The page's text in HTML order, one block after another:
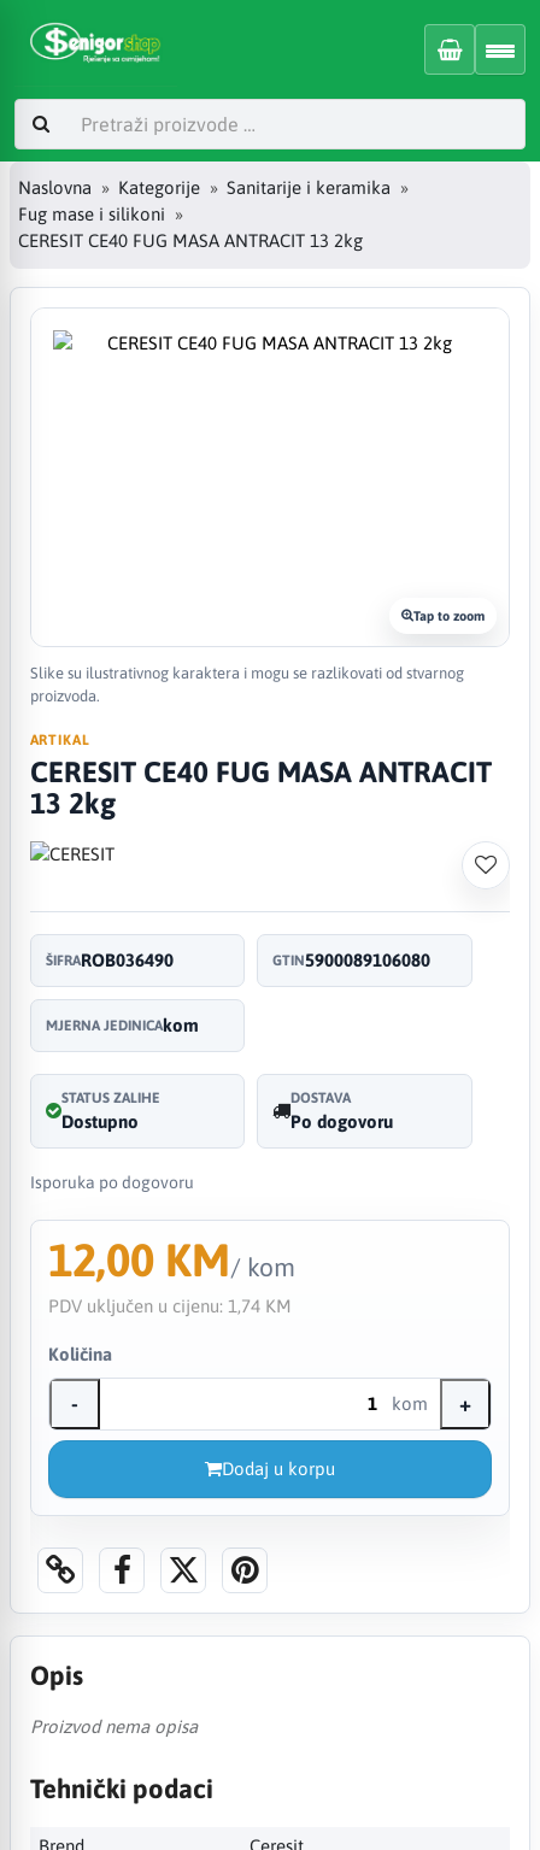
Naslovna Kategorije
Sanitarije i keramika
Fug mase i silikoni
CERESIT CE40 FUG MASA ANTRACIT 13 2kg
Tap to zoom
Slike su ilustrativnog karaktera i mogu se razlikovati od stvarnog
proizvoda.
ARTIKAL
CERESIT CE40 FUG MASA ANTRACIT
13 2kg
ŠIFRAROB036490 GTIN5900089106080
MJERNA JEDINICAkom
STATUS ZALIHE
Dostupno
DOSTAVA
Po dogovoru
Isporuka po dogovoru
12,00 KM/ kom
PDV uključen u cijenu: 1,74 KM
Količina
- kom +
Dodaj u korpu
Opis
Proizvod nema opisa
Tehnički podaci
Brend
Ceresit